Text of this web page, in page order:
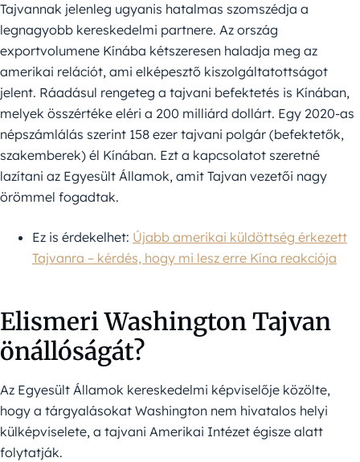
Tajvannak jelenleg ugyanis hatalmas szomszédja a
legnagyobb kereskedelmi partnere. Az ország
exportvolumene Kínába kétszeresen haladja meg az
amerikai relációt, ami elképesztő kiszolgáltatottságot
jelent. Ráadásul rengeteg a tajvani befektetés is Kínában,
melyek összértéke eléri a 200 milliárd dollárt. Egy 2020-as
népszámlálás szerint 158 ezer tajvani polgár (befektetők,
szakemberek) él Kínában. Ezt a kapcsolatot szeretné
lazítani az Egyesült Államok, amit Tajvan vezetői nagy
örömmel fogadtak.
Ez is érdekelhet: Újabb amerikai küldöttség érkezett
Tajvanra – kérdés, hogy mi lesz erre Kína reakciója
Elismeri Washington Tajvan
önállóságát?
Az Egyesült Államok kereskedelmi képviselője közölte,
hogy a tárgyalásokat Washington nem hivatalos helyi
külképviselete, a tajvani Amerikai Intézet égisze alatt
folytatják.